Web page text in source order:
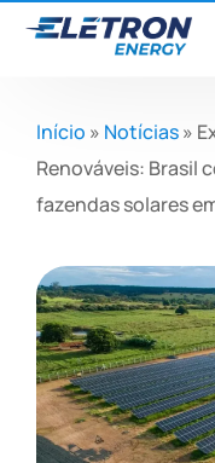
Início » Notícias»
Renováveis: Brasil
fazendas solares